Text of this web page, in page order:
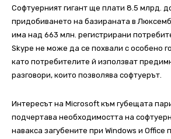
Софтуерният гигант ще плати 8.5 млрд.
придобиването на базираната в
има над 663 млн. регистрирани
Skype не може да се похвали с особено
като потребителите й използват
разговори, които позволява софтуерът.
Интересът на Microsoft към губещата
подчертава необходимостта на
навакса загубените при Windows и Office